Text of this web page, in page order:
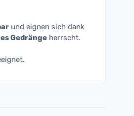
und eignen sich dank
Gedränge herrscht.